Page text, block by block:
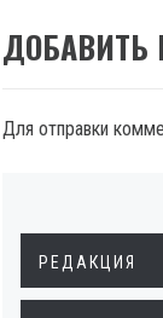
ДОБАВИТЬ
Для отправки
РЕДАКЦИЯ